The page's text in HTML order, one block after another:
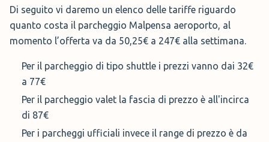
su Google reviews.
Di seguito vi daremo un elenco delle tariffe riguardo
quanto costa il parcheggio Malpensa aeroporto, al
momento l’offerta va da 50,25€ a 247€ alla settimana.
Per il parcheggio di tipo shuttle i prezzi vanno dai 32€
a 77€
Per il parcheggio valet la fascia di prezzo è all'incirca
di 87€
Per i parcheggi ufficiali invece il range di prezzo è da